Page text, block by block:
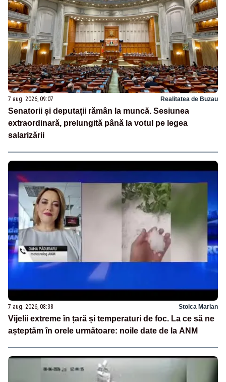
7 aug. 2026, 09:07 Realitatea de Buzau
Senatorii și deputații rămân la muncă. Sesiunea
extraordinară, prelungită până la votul pe legea
salarizării
7 aug. 2026, 08:38 Stoica Marian
Vijelii extreme în țară și temperaturi de foc. La ce să ne
așteptăm în orele următoare: noile date de la ANM